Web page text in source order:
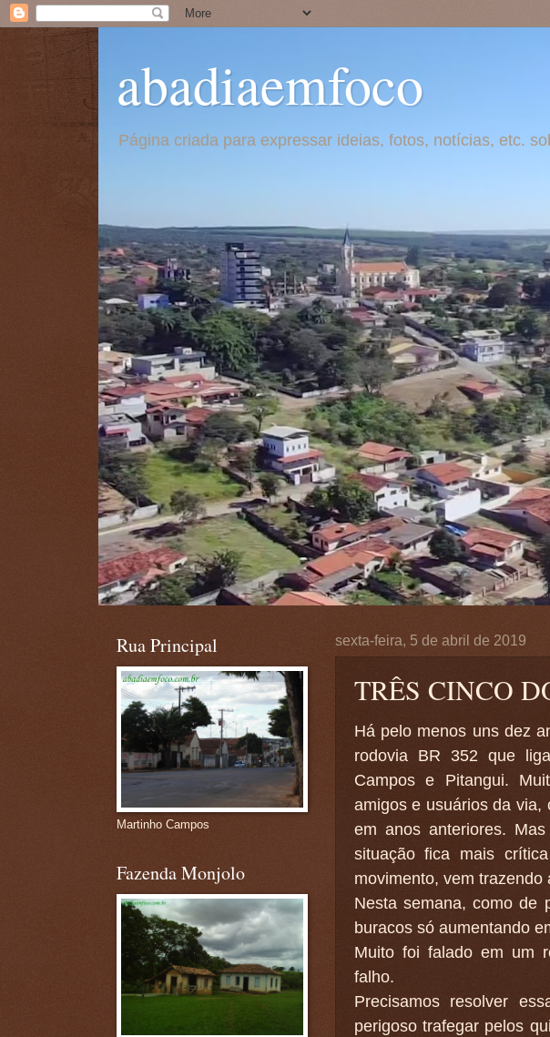
abadiaemfoco
Página criada para expressar ideias, fotos, notícias, etc.
sexta-feira, 5 de abril de 2019
TRÊS CINCO
Há pelo menos uns dez
rodovia BR 352 que
Campos e Pitangui.
amigos e usuários da via,
em anos anteriores.
situação fica mais
movimento, vem
Nesta semana, como de
buracos só aumentando
Muito foi falado em um
falho.
Precisamos resolver
perigoso trafegar pelos
Rua Principal
Martinho Campos
Fazenda Monjolo